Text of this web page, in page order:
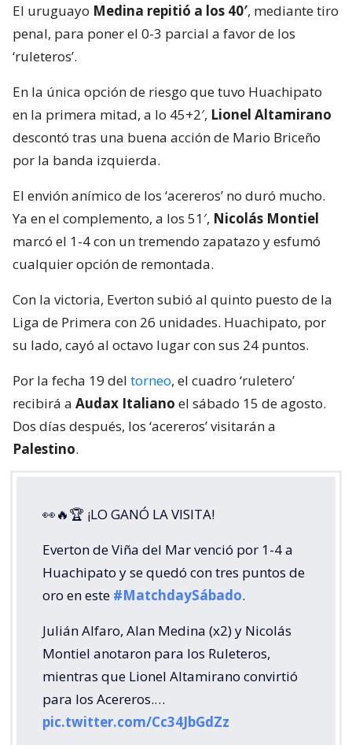
El uruguayo Medina repitió a los 40′, mediante tiro
penal, para poner el 0-3 parcial a favor de los
‘ruleteros’.
En la única opción de riesgo que tuvo Huachipato
en la primera mitad, a lo 45+2′, Lionel Altamirano
descontó tras una buena acción de Mario Briceño
por la banda izquierda.
El envión anímico de los ‘acereros’ no duró mucho.
Ya en el complemento, a los 51′, Nicolás Montiel
marcó el 1-4 con un tremendo zapatazo y esfumó
cualquier opción de remontada.
Con la victoria, Everton subió al quinto puesto de la
Liga de Primera con 26 unidades. Huachipato, por
su lado, cayó al octavo lugar con sus 24 puntos.
Por la fecha 19 del torneo, el cuadro ‘ruletero’
recibirá a Audax Italiano el sábado 15 de agosto.
Dos días después, los ‘acereros’ visitarán a
Palestino.
👀🔥🏆 ¡LO GANÓ LA VISITA!
Everton de Viña del Mar venció por 1-4 a
Huachipato y se quedó con tres puntos de
oro en este #MatchdaySábado.
Julián Alfaro, Alan Medina (x2) y Nicolás
Montiel anotaron para los Ruleteros,
mientras que Lionel Altamirano convirtió
para los Acereros.…
pic.twitter.com/Cc34JbGdZz